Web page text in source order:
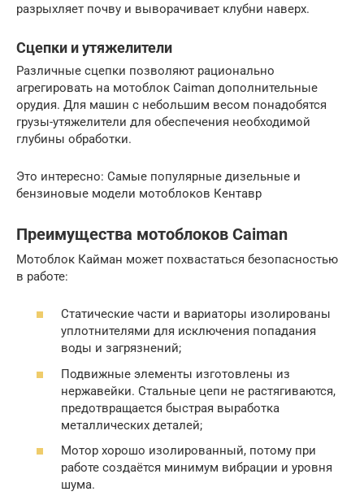
разрыхляет почву и выворачивает клубни наверх.
Сцепки и утяжелители
Различные сцепки позволяют рационально
агрегировать на мотоблок Caiman дополнительные
орудия. Для машин с небольшим весом понадобятся
грузы-утяжелители для обеспечения необходимой
глубины обработки.
Это интересно: Самые популярные дизельные и
бензиновые модели мотоблоков Кентавр
Преимущества мотоблоков Caiman
Мотоблок Кайман может похвастаться безопасностью
в работе:
Статические части и вариаторы изолированы
уплотнителями для исключения попадания
воды и загрязнений;
Подвижные элементы изготовлены из
нержавейки. Стальные цепи не растягиваются,
предотвращается быстрая выработка
металлических деталей;
Мотор хорошо изолированный, потому при
работе создаётся минимум вибрации и уровня
шума.